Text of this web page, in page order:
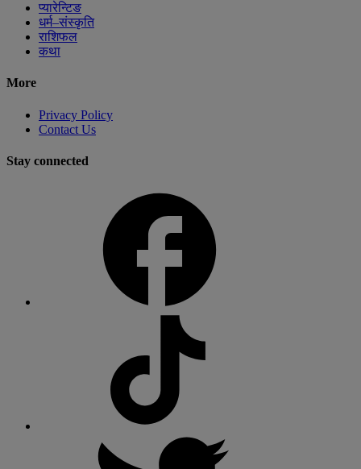
प्यारेन्टिङ
धर्म–संस्कृति
राशिफल
कथा
More
Privacy Policy
Contact Us
Stay connected